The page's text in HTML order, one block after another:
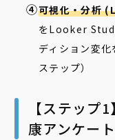
可視化・分析
をLooker
ディション変
ステップ）
【ステップ
康アンケー